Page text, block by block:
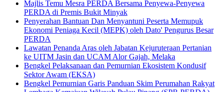
Majlis Temu Mesra PERDA Bersama Penyewa-Penyewa
PERDA di Premis Bukit Minyak
Penyerahan Bantuan Dan Menyantuni Peserta Memupuk
Ekonomi Peniaga Kecil (MEPK) oleh Dato' Pengurus Besar
PERDA
Lawatan Penanda Aras oleh Jabatan Kejuruteraan Pertanian
ke UITM Jasin dan UCAM Alor Gajah, Melaka
Bengkel Pelaksanaan dan Pemurnian Ekosistem Kondusif
Sektor Awam (EKSA)
Bengkel Pemurnian Garis Panduan Skim Perumahan Rakyat